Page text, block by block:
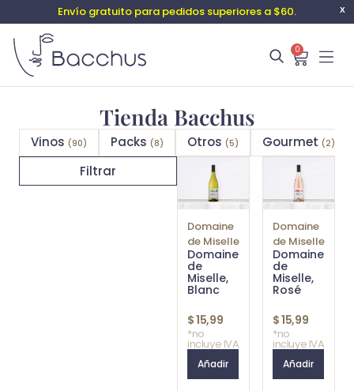
X
Envío gratuito para pedidos superiores a $60.
0
Tienda Bacchus
Vinos (90) Packs (8) Otros (5) Gourmet (2)
Filtrar
Domaine
de Miselle
Domaine
de
Miselle,
Blanc
$15,99
*no
incluye IVA
Añadir
Domaine
de Miselle
Domaine
de
Miselle,
Rosé
$15,99
*no
incluye IVA
Añadir